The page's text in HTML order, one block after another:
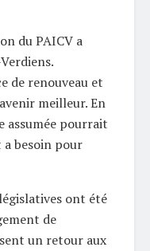
du PAICV a
de renouveau et
meilleur. En
assumée pourrait
besoin pour
ont été
de
un retour aux